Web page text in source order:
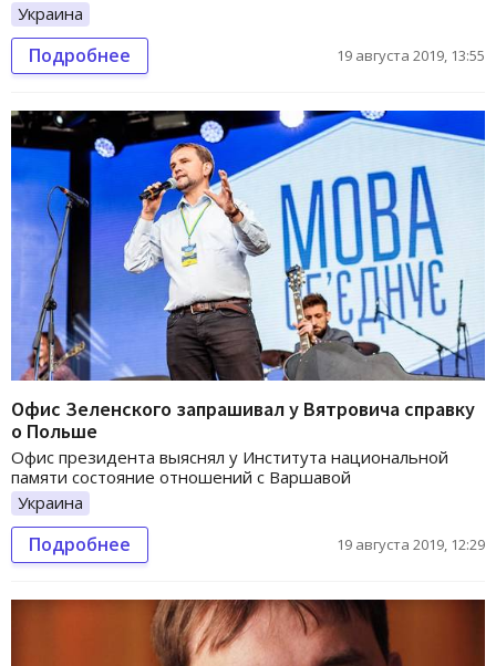
Украина
Подробнее 19 августа 2019, 13:55
Офис Зеленского запрашивал у Вятровича справку
о Польше
Офис президента выяснял у Института национальной
памяти состояние отношений с Варшавой
Украина
Подробнее 19 августа 2019, 12:29